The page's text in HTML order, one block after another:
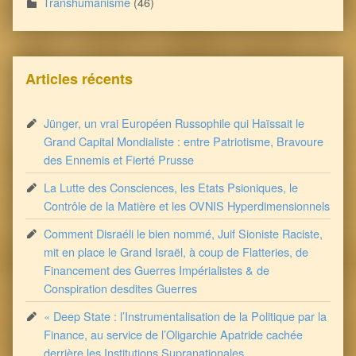
Articles récents
Jünger, un vrai Européen Russophile qui Haïssait le
Grand Capital Mondialiste : entre Patriotisme, Bravoure
des Ennemis et Fierté Prusse
La Lutte des Consciences, les Etats Psioniques, le
Contrôle de la Matière et les OVNIS Hyperdimensionnels
Comment Disraéli le bien nommé, Juif Sioniste Raciste,
mit en place le Grand Israël, à coup de Flatteries, de
Financement des Guerres Impérialistes & de
Conspiration desdites Guerres
« Deep State : l’Instrumentalisation de la Politique par la
Finance, au service de l’Oligarchie Apatride cachée
derrière les Institutions Supranationales